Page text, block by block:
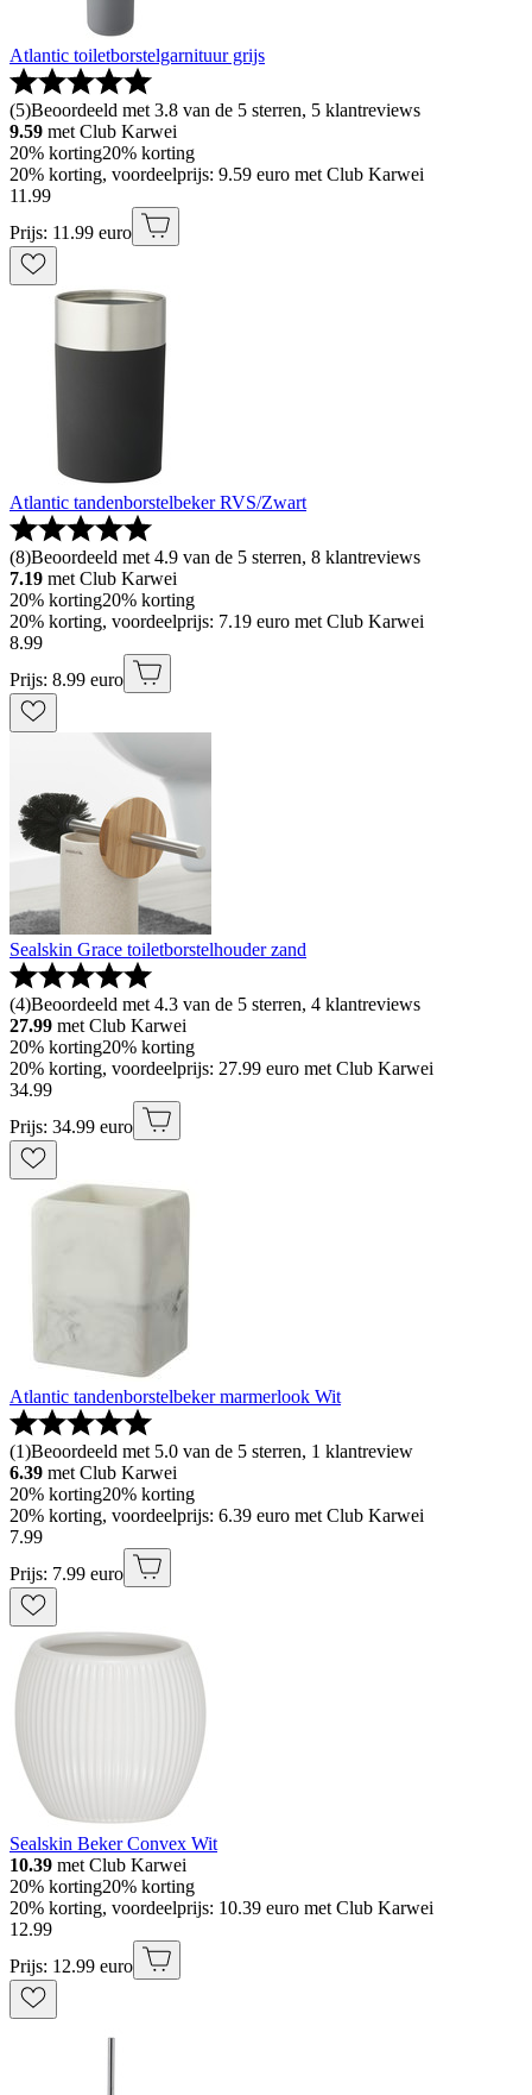
Atlantic toiletborstelgarnituur grijs
(5)Beoordeeld met 3.8 van de 5 sterren, 5 klantreviews
9.59 met Club Karwei
20% korting20% korting
20% korting, voordeelprijs: 9.59 euro met Club Karwei
11 .99
Prijs: 11.99 euro
Atlantic tandenborstelbeker RVS/Zwart
(8)Beoordeeld met 4.9 van de 5 sterren, 8 klantreviews
7.19 met Club Karwei
20% korting20% korting
20% korting, voordeelprijs: 7.19 euro met Club Karwei
8.99
Prijs: 8.99 euro
Sealskin Grace toiletborstelhouder zand
(4)Beoordeeld met 4.3 van de 5 sterren, 4 klantreviews
27.99 met Club Karwei
20% korting20% korting
20% korting, voordeelprijs: 27.99 euro met Club Karwei
34.99
Prijs: 34.99 euro
Atlantic tandenborstelbeker marmerlook Wit
(1)Beoordeeld met 5.0 van de 5 sterren, 1 klantreview
6.39 met Club Karwei
20% korting20% korting
20% korting, voordeelprijs: 6.39 euro met Club Karwei
7.99
Prijs: 7.99 euro
Sealskin Beker Convex Wit
10.39 met Club Karwei
20% korting20% korting
20% korting, voordeelprijs: 10.39 euro met Club Karwei
12.99
Prijs: 12.99 euro